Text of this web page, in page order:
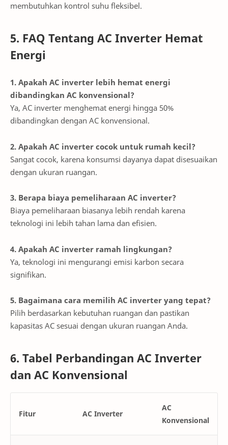
membutuhkan kontrol suhu fleksibel.
5. FAQ Tentang AC Inverter Hemat
Energi
1. Apakah AC inverter lebih hemat energi
dibandingkan AC konvensional?
Ya, AC inverter menghemat energi hingga 50%
dibandingkan dengan AC konvensional.
2. Apakah AC inverter cocok untuk rumah kecil?
Sangat cocok, karena konsumsi dayanya dapat disesuaikan
dengan ukuran ruangan.
3. Berapa biaya pemeliharaan AC inverter?
Biaya pemeliharaan biasanya lebih rendah karena
teknologi ini lebih tahan lama dan efisien.
4. Apakah AC inverter ramah lingkungan?
Ya, teknologi ini mengurangi emisi karbon secara
signifikan.
5. Bagaimana cara memilih AC inverter yang tepat?
Pilih berdasarkan kebutuhan ruangan dan pastikan
kapasitas AC sesuai dengan ukuran ruangan Anda.
6. Tabel Perbandingan AC Inverter
dan AC Konvensional
Fitur AC Inverter
AC
Konvensional